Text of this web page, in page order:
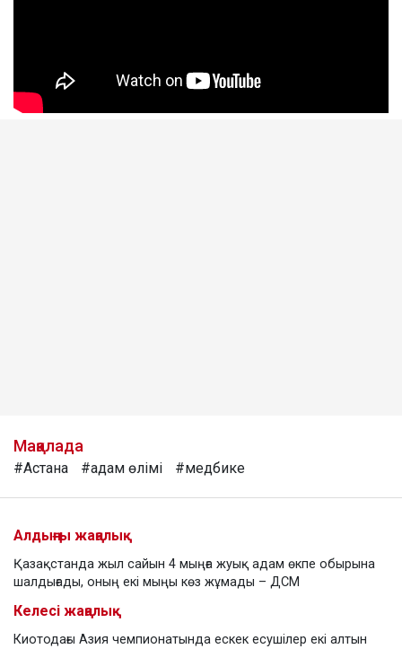
Мақалада
#Астана #адам өлімі #медбике
Алдыңғы жаңалық
Қазақстанда жыл сайын 4 мыңға жуық адам өкпе обырына
шалдығады, оның екі мыңы көз жұмады – ДСМ
Келесі жаңалық
Киотодағы Азия чемпионатында ескек есушілер екі алтын